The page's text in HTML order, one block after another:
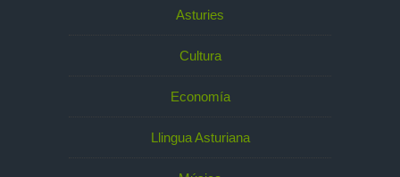
Asturies
Cultura
Economía
Llingua Asturiana